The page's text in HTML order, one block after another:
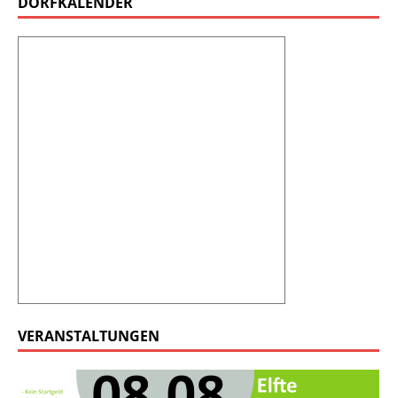
VERANSTALTUNGEN